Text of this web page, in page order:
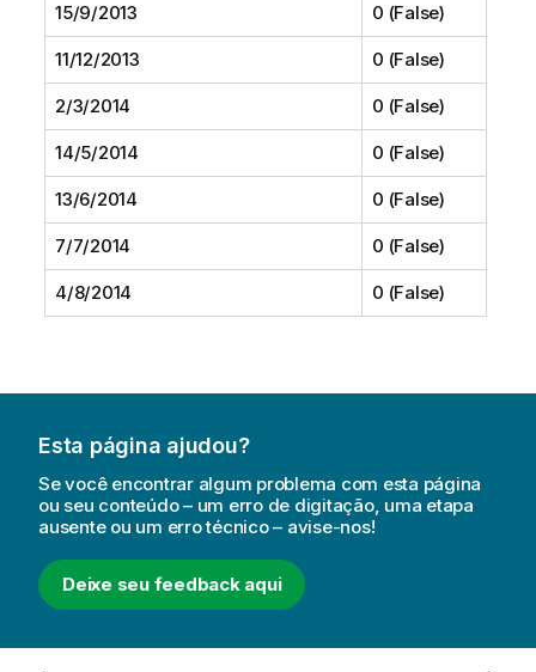
15/9/2013 0 (False)
11/12/2013 0 (False)
2/3/2014 0 (False)
14/5/2014 0 (False)
13/6/2014 0 (False)
7/7/2014 0 (False)
4/8/2014 0 (False)
Esta página ajudou?
Se você encontrar algum problema com esta página
ou seu conteúdo – um erro de digitação, uma etapa
ausente ou um erro técnico – avise-nos!
Deixe seu feedback aqui